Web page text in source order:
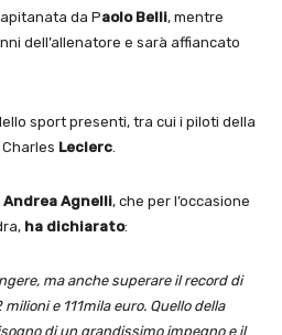
da Paolo Belli, mentre
dell’allenatore e sarà affiancato
sport presenti, tra cui i piloti della
Charles Leclerc.
Andrea Agnelli, che per l’occasione
ha dichiarato:
ma anche superare il record di
e 111mila euro. Quello della
di un grandissimo impegno e il